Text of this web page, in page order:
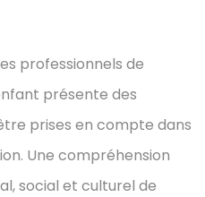
professionnels de
présente des
prises en compte dans
Une compréhension
social et culturel de